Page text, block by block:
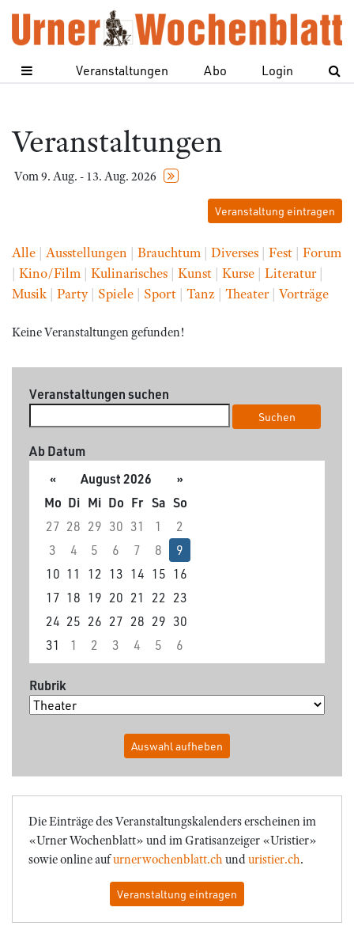
Veranstaltungen Abo Login
Veranstaltungen
Vom 9. Aug. - 13. Aug. 2026
Veranstaltung eintragen
Alle | Ausstellungen | Brauchtum | Diverses | Fest | Forum
| Kino/Film | Kulinarisches | Kunst | Kurse | Literatur|
Musik | Party| Spiele | Sport | Tanz | Theater| Vorträge
Keine Veranstaltungen gefunden!
Veranstaltungen suchen
Suchen
Ab Datum
«
August 2026
»
Mo Di Mi Do Fr Sa So
27 28 29 30 31 1
2
3
4 5 6 7 8
9
10 11 12 13 14 15 16
17 18 19 20 21 22 23
24 25 26 27 28 29 30
31
1 2 3 4 5 6
Rubrik
Auswahl aufheben
Die Einträge des Veranstaltungskalenders erscheinen im
«Urner Wochenblatt» und im Gratisanzeiger «Uristier»
sowie online aufurnerwochenblatt.ch unduristier.ch.
Veranstaltung eintragen